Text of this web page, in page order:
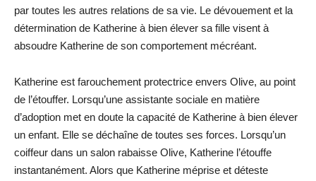
par toutes les autres relations de sa vie. Le dévouement et la
détermination de Katherine à bien élever sa fille visent à
absoudre Katherine de son comportement mécréant.
Katherine est farouchement protectrice envers Olive, au point
de l’étouffer. Lorsqu’une assistante sociale en matière
d’adoption met en doute la capacité de Katherine à bien élever
un enfant. Elle se déchaîne de toutes ses forces. Lorsqu’un
coiffeur dans un salon rabaisse Olive, Katherine l’étouffe
instantanément. Alors que Katherine méprise et déteste